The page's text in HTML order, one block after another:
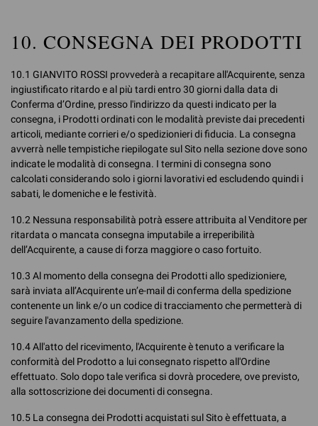
10. CONSEGNA DEI PRODOTTI
10.1 GIANVITO ROSSI provvederà a recapitare all'Acquirente, senza
ingiustificato ritardo e al più tardi entro 30 giorni dalla data di
Conferma d’Ordine, presso l'indirizzo da questi indicato per la
consegna, i Prodotti ordinati con le modalità previste dai precedenti
articoli, mediante corrieri e/o spedizionieri di fiducia. La consegna
avverrà nelle tempistiche riepilogate sul Sito nella sezione dove sono
indicate le modalità di consegna. I termini di consegna sono
calcolati considerando solo i giorni lavorativi ed escludendo quindi i
sabati, le domeniche e le festività.
10.2 Nessuna responsabilità potrà essere attribuita al Venditore per
ritardata o mancata consegna imputabile a irreperibilità
dell’Acquirente, a cause di forza maggiore o caso fortuito.
10.3 Al momento della consegna dei Prodotti allo spedizioniere,
sarà inviata all’Acquirente un’e-mail di conferma della spedizione
contenente un link e/o un codice di tracciamento che permetterà di
seguire l'avanzamento della spedizione.
10.4 All'atto del ricevimento, l'Acquirente è tenuto a verificare la
conformità del Prodotto a lui consegnato rispetto all'Ordine
effettuato. Solo dopo tale verifica si dovrà procedere, ove previsto,
alla sottoscrizione dei documenti di consegna.
10.5 La consegna dei Prodotti acquistati sul Sito è effettuata, a